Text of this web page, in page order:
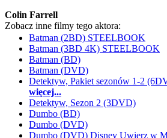
Colin Farrell
Zobacz inne filmy tego aktora:
Batman (2BD) STEELBOOK
Batman (3BD 4K) STEELBOOK
Batman (BD)
Batman (DVD)
Detektyw, Pakiet sezonów 1-2
więcej...
Detektyw, Sezon 2 (3DVD)
Dumbo (BD)
Dumbo (DVD)
Dumbo (DVD) Disney Uwierz w